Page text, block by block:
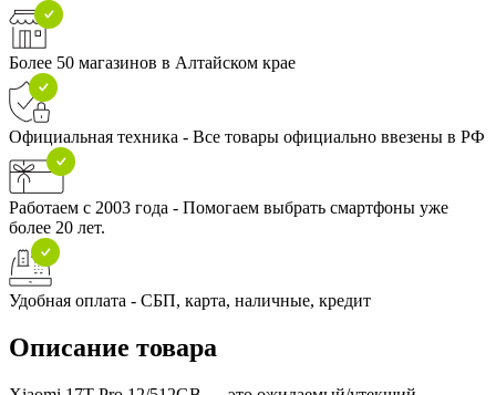
Более 50 магазинов в Алтайском крае
Официальная техника - Все товары официально ввезены в РФ
Работаем с 2003 года - Помогаем выбрать смартфоны уже
более 20 лет.
Удобная оплата - СБП, карта, наличные, кредит
Описание товара